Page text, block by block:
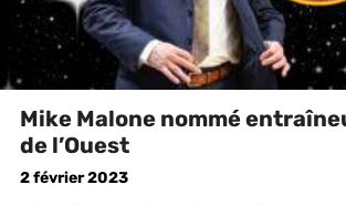
Mike Malone nommé
de l’Ouest
2 février 2023